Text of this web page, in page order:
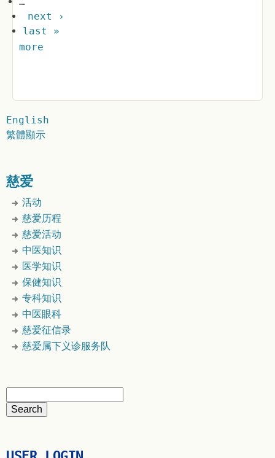
next ›
last »
more
English
繁體顯示
慈爱
活动
慈爱历程
慈爱活动
中医知识
医学知识
保健知识
专科知识
中医眼科
慈爱征信录
慈爱属下义诊服务队